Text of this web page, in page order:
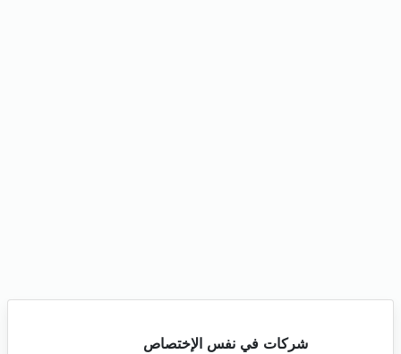
شركات في نفس الإختصاص